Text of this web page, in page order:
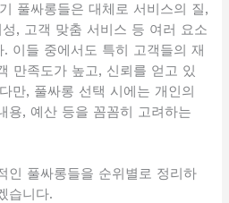
풀싸롱들은 대체로 서비스의 질,
, 고객 맞춤 서비스 등 여러 요소
이들 중에서도 특히 고객들의 재
만족도가 높고, 신뢰를 얻고 있
만, 풀싸롱 선택 시에는 개인의
용, 예산 등을 꼼꼼히 고려하는
인 풀싸롱들을 순위별로 정리하
습니다.